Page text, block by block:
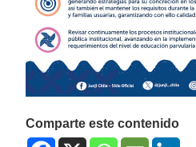
Comparte este contenido